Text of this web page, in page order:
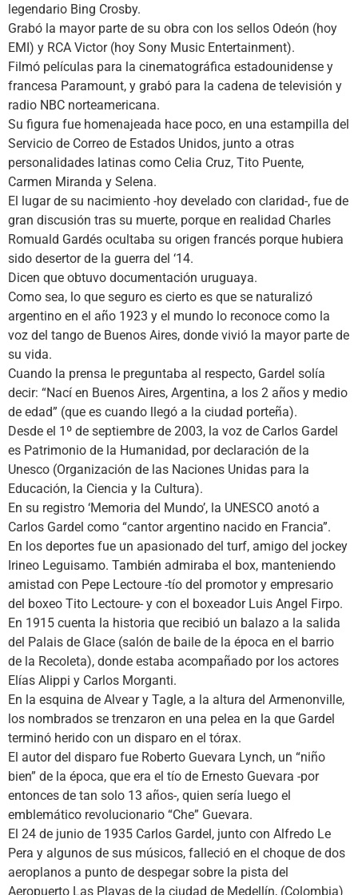
legendario Bing Crosby.
Grabó la mayor parte de su obra con los sellos Odeón (hoy
EMI) y RCA Victor (hoy Sony Music Entertainment).
Filmó películas para la cinematográfica estadounidense y
francesa Paramount, y grabó para la cadena de televisión y
radio NBC norteamericana.
Su figura fue homenajeada hace poco, en una estampilla del
Servicio de Correo de Estados Unidos, junto a otras
personalidades latinas como Celia Cruz, Tito Puente,
Carmen Miranda y Selena.
El lugar de su nacimiento -hoy develado con claridad-, fue de
gran discusión tras su muerte, porque en realidad Charles
Romuald Gardés ocultaba su origen francés porque hubiera
sido desertor de la guerra del ‘14.
Dicen que obtuvo documentación uruguaya.
Como sea, lo que seguro es cierto es que se naturalizó
argentino en el año 1923 y el mundo lo reconoce como la
voz del tango de Buenos Aires, donde vivió la mayor parte de
su vida.
Cuando la prensa le preguntaba al respecto, Gardel solía
decir: “Nací en Buenos Aires, Argentina, a los 2 años y medio
de edad” (que es cuando llegó a la ciudad porteña).
Desde el 1º de septiembre de 2003, la voz de Carlos Gardel
es Patrimonio de la Humanidad, por declaración de la
Unesco (Organización de las Naciones Unidas para la
Educación, la Ciencia y la Cultura).
En su registro ‘Memoria del Mundo’, la UNESCO anotó a
Carlos Gardel como “cantor argentino nacido en Francia”.
En los deportes fue un apasionado del turf, amigo del jockey
Irineo Leguisamo. También admiraba el box, manteniendo
amistad con Pepe Lectoure -tío del promotor y empresario
del boxeo Tito Lectoure- y con el boxeador Luis Angel Firpo.
En 1915 cuenta la historia que recibió un balazo a la salida
del Palais de Glace (salón de baile de la época en el barrio
de la Recoleta), donde estaba acompañado por los actores
Elías Alippi y Carlos Morganti.
En la esquina de Alvear y Tagle, a la altura del Armenonville,
los nombrados se trenzaron en una pelea en la que Gardel
terminó herido con un disparo en el tórax.
El autor del disparo fue Roberto Guevara Lynch, un “niño
bien” de la época, que era el tío de Ernesto Guevara -por
entonces de tan solo 13 años-, quien sería luego el
emblemático revolucionario “Che” Guevara.
El 24 de junio de 1935 Carlos Gardel, junto con Alfredo Le
Pera y algunos de sus músicos, falleció en el choque de dos
aeroplanos a punto de despegar sobre la pista del
Aeropuerto Las Playas de la ciudad de Medellín, (Colombia)